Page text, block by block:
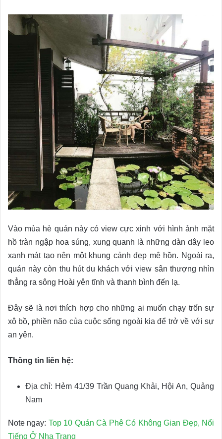
Vào mùa hè quán này có view cực xinh với hình ảnh mặt
hồ tràn ngập hoa súng, xung quanh là những dàn dây leo
xanh mát tạo nên một khung cảnh đẹp mê hồn. Ngoài ra,
quán này còn thu hút du khách với view sân thượng nhìn
thẳng ra sông Hoài yên tĩnh và thanh bình đến lạ.
Đây sẽ là nơi thích hợp cho những ai muốn chạy trốn sự
xô bồ, phiền não của cuộc sống ngoài kia để trở về với sự
an yên.
Thông tin liên hệ:
Địa chỉ: Hẻm 41/39 Trần Quang Khải, Hội An, Quảng
Nam
Note ngay: Top 10 Quán Cà Phê Có Không Gian Đẹp, Nổi
Tiếng Ở Nha Trang